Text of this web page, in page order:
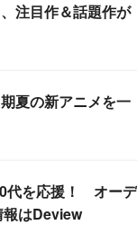
注目作＆話題作が
夏の新アニメを一
代を応援！ オーデ
報はDeview